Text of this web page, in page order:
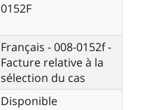
0152F
Français - 008-0152f -
Facture relative à la
sélection du cas
Disponible